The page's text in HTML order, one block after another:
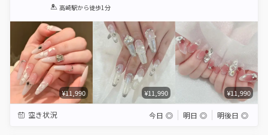
1 2 3 4 5
高崎駅から徒歩1分
¥11,990 ¥11,990 ¥11,990
空き状況 今日 ◎ 明日 ◎ 明後日 ◎